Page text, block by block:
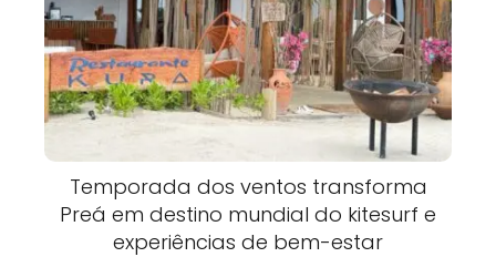
Temporada dos ventos transforma
Preá em destino mundial do kitesurf e
experiências de bem-estar